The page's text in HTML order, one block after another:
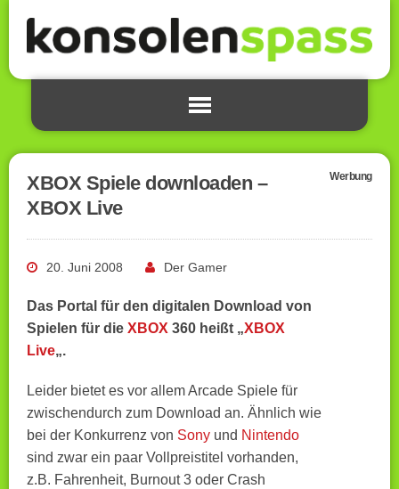
XBOX Spiele downloaden –
XBOX Live
Werbung
20. Juni 2008 Der Gamer
Das Portal für den digitalen Download von
Spielen für die XBOX 360 heißt „XBOX
Live„.
Leider bietet es vor allem Arcade Spiele für
zwischendurch zum Download an. Ähnlich wie
bei der Konkurrenz von Sony und Nintendo
sind zwar ein paar Vollpreistitel vorhanden,
z.B. Fahrenheit, Burnout 3 oder Crash